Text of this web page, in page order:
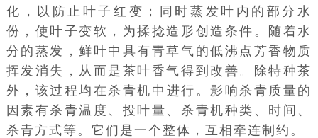
化，以防止叶子红变；同时蒸发叶内的部分水
份，使叶子变软，为揉捻造形创造条件。随着水
分的蒸发，鲜叶中具有青草气的低沸点芳香物质
挥发消失，从而是茶叶香气得到改善。除特种茶
外，该过程均在 杀青机 中进行。影响杀青质量的
因素有杀青温度、投叶量、杀青机种类、时间、
杀青方式等。它们是一个整体，互相牵连制约。